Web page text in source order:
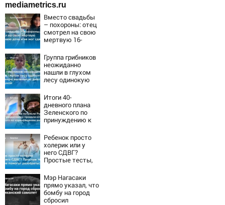
mediametrics.ru
Вместо свадьбы
– похороны: отец
смотрел на свою
мертвую 16-
мог сдержать
слезы
Группа грибников
неожиданно
нашли в глухом
лесу одинокую
маленькую
девочку с
игрушкой
Итоги 40-
дневного плана
Зеленского по
принуждению к
ответила Россия,
полный разбор
провала операции
Украины от
военкора Коца
Ребенок просто
холерик или у
него СДВГ?
Простые тесты,
разобраться
Мэр Нагасаки
прямо указал, что
бомбу на город
сбросил